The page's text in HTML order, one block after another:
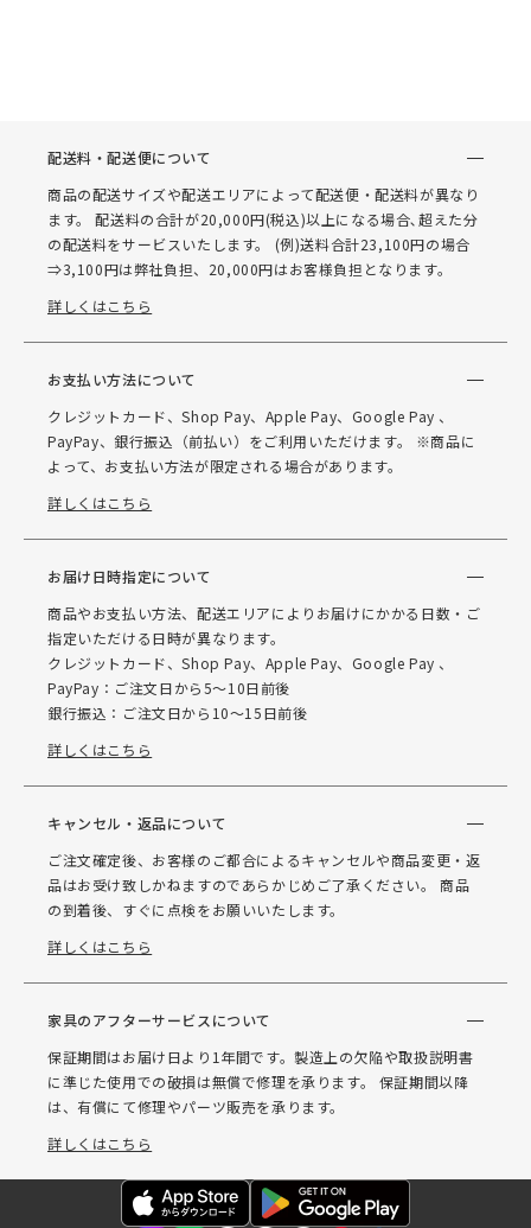
配送料・配送便について
商品の配送サイズや配送エリアによって配送便・配送料が異なり
ます。 配送料の合計が20,000円(税込)以上になる場合､超えた分
の配送料をサービスいたします。 (例)送料合計23,100円の場合
⇒3,100円は弊社負担、20,000円はお客様負担となります。
詳しくはこちら
お支払い方法について
クレジットカード、Shop Pay、Apple Pay、Google Pay 、
PayPay、銀行振込（前払い）をご利用いただけます。 ※商品に
よって、お支払い方法が限定される場合があります。
詳しくはこちら
お届け日時指定について
商品やお支払い方法、配送エリアによりお届けにかかる日数・ご
指定いただける日時が異なります。
クレジットカード、Shop Pay、Apple Pay、Google Pay 、
PayPay：ご注文日から5～10日前後
銀行振込：ご注文日から10～15日前後
詳しくはこちら
キャンセル・返品について
ご注文確定後、お客様のご都合によるキャンセルや商品変更・返
品はお受け致しかねますのであらかじめご了承ください。 商品
の到着後、すぐに点検をお願いいたします。
詳しくはこちら
家具のアフターサービスについて
保証期間はお届け日より1年間です。製造上の欠陥や取扱説明書
に準じた使用での破損は無償で修理を承ります。 保証期間以降
は、有償にて修理やパーツ販売を承ります。
詳しくはこちら